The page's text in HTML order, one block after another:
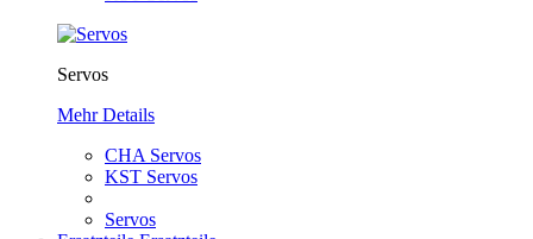
Servos
Mehr Details
CHA Servos
KST Servos
Servos